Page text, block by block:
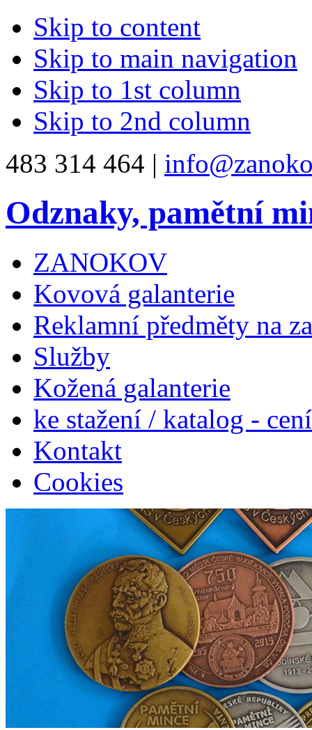
Skip to content
Skip to main navigation
Skip to 1st column
Skip to 2nd column
483 314 464 |
Odznaky, pamětní
ZANOKOV
Kovová galanterie
Reklamní předměty na
Služby
Kožená galanterie
ke stažení / katalog -
Kontakt
Cookies